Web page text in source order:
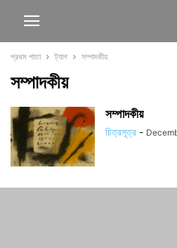
প্রথম পাতা ট্যাগ সম্পাদকীয়
সম্পাদকীয়
সম্পাদকীয়
চিত্রসূত্র -